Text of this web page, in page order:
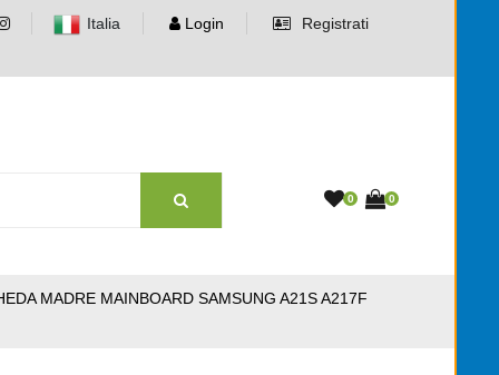
Italia Login Registrati
0 0
MADRE MAINBOARD SAMSUNG A21S A217F